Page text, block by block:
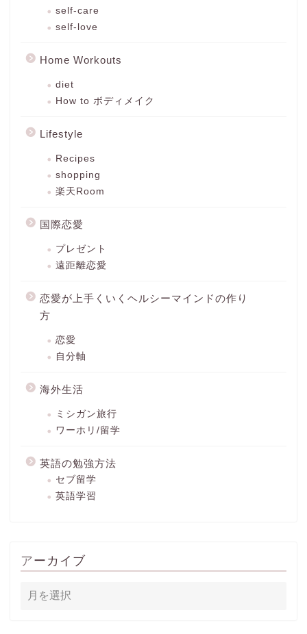
self-care
self-love
Home Workouts
diet
How to ボディメイク
Lifestyle
Recipes
shopping
楽天Room
国際恋愛
プレゼント
遠距離恋愛
恋愛が上手くいくヘルシーマインドの作り
方
恋愛
自分軸
海外生活
ミシガン旅行
ワーホリ/留学
英語の勉強方法
セブ留学
英語学習
アーカイブ